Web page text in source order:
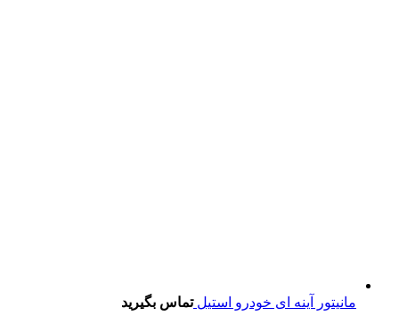
مانیتور آینه ای خودرو استیلتماس بگیرید